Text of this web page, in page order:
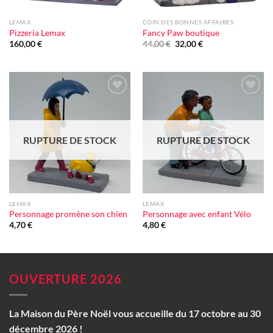
LEMAX
Pizzeria Lemax
160,00€
COIN DES BONNES AFFAIRES
Fancy Paw boutique
44,00€ Le
prix
44,00 €.
32,00€Le
32,00 €.
d'envie
RUPTURE DE STOCK
LEMAX
Personnage promène son chien
4,70€
d'envie
RUPTURE DE STOCK
LEMAX
Personnage avec enfant Vélo
4,80€
OUVERTURE 2026
La Maison du Père Noël vous accueille du 17 octobre au 30
décembre 2026 !